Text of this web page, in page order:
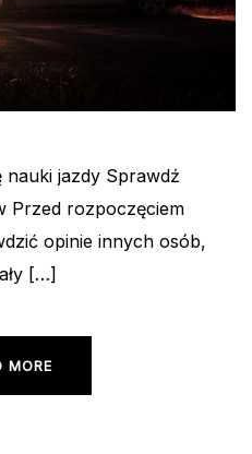
nauki jazdy Sprawdź
Przed rozpoczęciem
opinie innych osób,
[…]
MORE